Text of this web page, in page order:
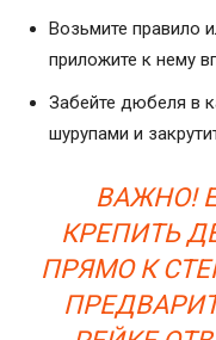
Возьмите правило
приложите к нему
Забейте дюбеля в
шурупами и
ВАЖНО!
КРЕПИТЬ
ПРЯМО К